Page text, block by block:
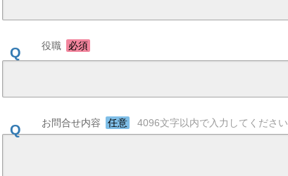
役職 必須
お問合せ内容 任意 4096文字以内で入力してください